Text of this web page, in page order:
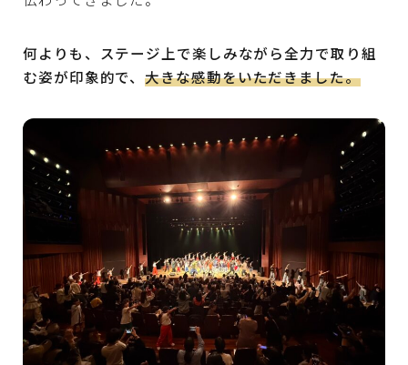
何よりも、ステージ上で楽しみながら全力で取り組
む姿が印象的で、大きな感動をいただきました。